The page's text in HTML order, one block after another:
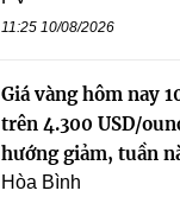
11:25 10/08/2026
Giá vàng hôm nay
trên 4.300 USD/
hướng giảm, tuần
Hòa Bình